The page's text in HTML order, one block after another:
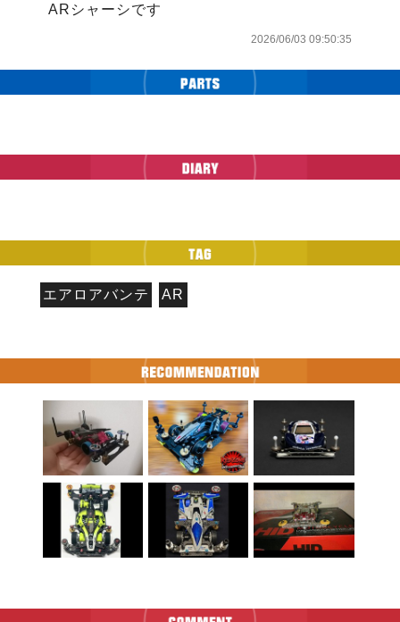
ARシャーシです
2026/06/03 09:50:35
エアロアバンテ AR